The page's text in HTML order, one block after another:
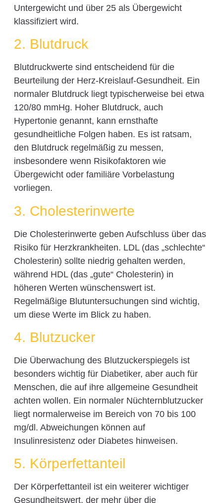
Untergewicht und über 25 als Übergewicht
klassifiziert wird.
2. Blutdruck
Blutdruckwerte sind entscheidend für die
Beurteilung der Herz-Kreislauf-Gesundheit. Ein
normaler Blutdruck liegt typischerweise bei etwa
120/80 mmHg. Hoher Blutdruck, auch
Hypertonie genannt, kann ernsthafte
gesundheitliche Folgen haben. Es ist ratsam,
den Blutdruck regelmäßig zu messen,
insbesondere wenn Risikofaktoren wie
Übergewicht oder familiäre Vorbelastung
vorliegen.
3. Cholesterinwerte
Die Cholesterinwerte geben Aufschluss über das
Risiko für Herzkrankheiten. LDL (das „schlechte“
Cholesterin) sollte niedrig gehalten werden,
während HDL (das „gute“ Cholesterin) in
höheren Werten wünschenswert ist.
Regelmäßige Blutuntersuchungen sind wichtig,
um diese Werte im Blick zu haben.
4. Blutzucker
Die Überwachung des Blutzuckerspiegels ist
besonders wichtig für Diabetiker, aber auch für
Menschen, die auf ihre allgemeine Gesundheit
achten wollen. Ein normaler Nüchternblutzucker
liegt normalerweise im Bereich von 70 bis 100
mg/dl. Abweichungen können auf
Insulinresistenz oder Diabetes hinweisen.
5. Körperfettanteil
Der Körperfettanteil ist ein weiterer wichtiger
Gesundheitswert, der mehr über die